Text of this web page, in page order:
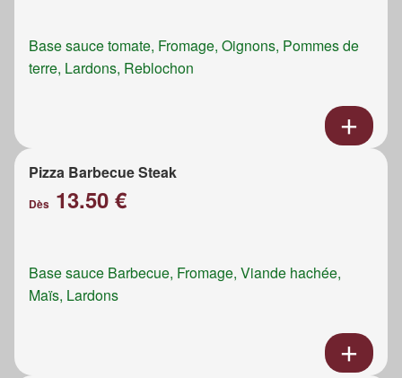
Base sauce tomate, Fromage, Oignons, Pommes de
terre, Lardons, Reblochon
Pizza Barbecue Steak
Dès 13.50 €
Base sauce Barbecue, Fromage, Viande hachée,
Maïs, Lardons